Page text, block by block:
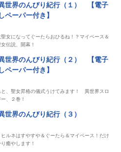
世界のんびり紀行（１） 【電子
ペーパー付き】
女になってぐーたらおひるね！？マイペース＆
伝説、開幕！
世界のんびり紀行（２） 【電子
ペーパー付き】
と、聖女昇格の儀式うけてみます！ 異世界スロ
、２巻！
世界のんびり紀行（３）
ルネはすやすや＆ぐーたら＆マイペース！だけ
癒やします！